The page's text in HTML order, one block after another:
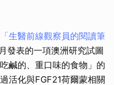
「生醫前線觀察員的閱讀筆
發表的一項澳洲研究試圖
鹹的、重口味的食物」的
活化與FGF21荷爾蒙相關